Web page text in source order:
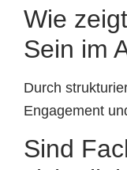
Wie
Sein im
Durch
Engagement
Sind